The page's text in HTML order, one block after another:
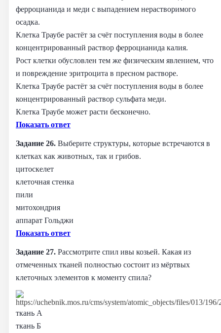
ферроцианида и меди с выпадением нерастворимого
осадка.
Клетка Траубе растёт за счёт поступления воды в более
концентрированный раствор ферроцианида калия.
Рост клетки обусловлен тем же физическим явлением, что
и повреждение эритроцита в пресном растворе.
Клетка Траубе растёт за счёт поступления воды в более
концентрированный раствор сульфата меди.
Клетка Траубе может расти бесконечно.
Показать ответ
Задание 26. Выберите структуры, которые встречаются в
клетках как животных, так и грибов.
цитоскелет
клеточная стенка
пили
митохондрия
аппарат Гольджи
Показать ответ
Задание 27. Рассмотрите спил ивы козьей. Какая из
отмеченных тканей полностью состоит из мёртвых
клеточных элементов к моменту спила?
ткань А
ткань Б